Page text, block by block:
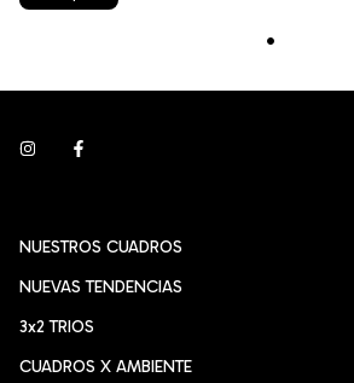
NUESTROS CUADROS
NUEVAS TENDENCIAS
3x2 TRIOS
CUADROS X AMBIENTE